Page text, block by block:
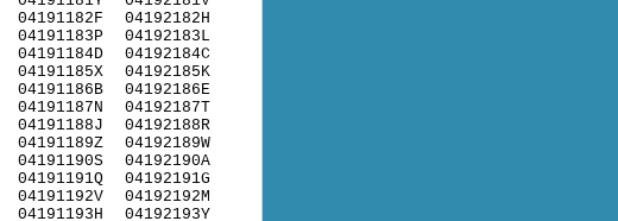
04191182F
04191183P
04191184D
04191185X
04191186B
04191187N
04191188J
04191189Z
04191190S
04191191Q
04191192V
04191193H
04192182H
04192183L
04192184C
04192185K
04192186E
04192187T
04192188R
04192189W
04192190A
04192191G
04192192M
04192193Y